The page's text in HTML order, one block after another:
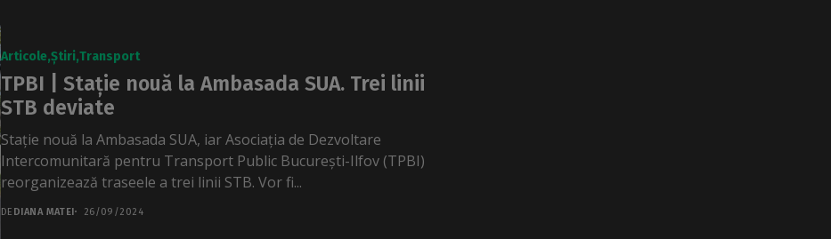
Articole Știri Transport
TPBI | Stație nouă la Ambasada SUA. Trei linii
STB deviate
Stație nouă la Ambasada SUA, iar Asociația de Dezvoltare
Intercomunitară pentru Transport Public București-Ilfov (TPBI)
reorganizează traseele a trei linii STB. Vor fi...
DE DIANA MATEI 26/09/2024